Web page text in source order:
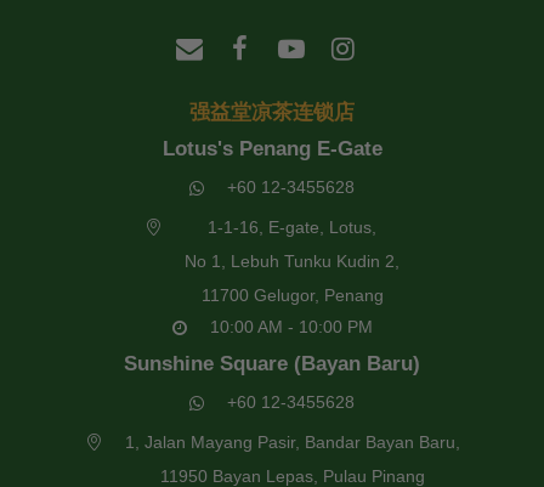
强益堂凉茶连锁店
Lotus's Penang E-Gate
+60 12-3455628
1-1-16, E-gate, Lotus,
No 1, Lebuh Tunku Kudin 2,
11700 Gelugor, Penang
10:00 AM - 10:00 PM
Sunshine Square (Bayan Baru)
+60 12-3455628
1, Jalan Mayang Pasir, Bandar Bayan Baru,
11950 Bayan Lepas, Pulau Pinang